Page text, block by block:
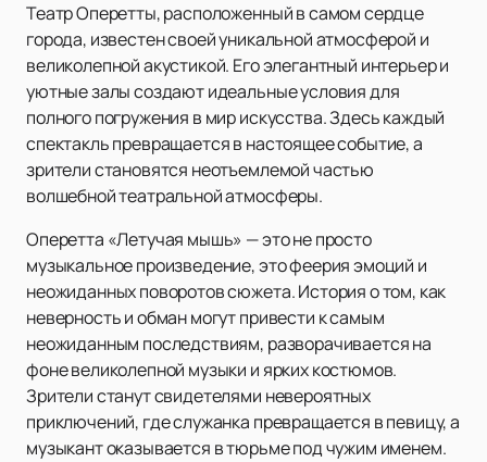
Театр Оперетты, расположенный в самом сердце
города, известен своей уникальной атмосферой и
великолепной акустикой. Его элегантный интерьер и
уютные залы создают идеальные условия для
полного погружения в мир искусства. Здесь каждый
спектакль превращается в настоящее событие, а
зрители становятся неотъемлемой частью
волшебной театральной атмосферы.
Оперетта «Летучая мышь» — это не просто
музыкальное произведение, это феерия эмоций и
неожиданных поворотов сюжета. История о том, как
неверность и обман могут привести к самым
неожиданным последствиям, разворачивается на
фоне великолепной музыки и ярких костюмов.
Зрители станут свидетелями невероятных
приключений, где служанка превращается в певицу, а
музыкант оказывается в тюрьме под чужим именем.